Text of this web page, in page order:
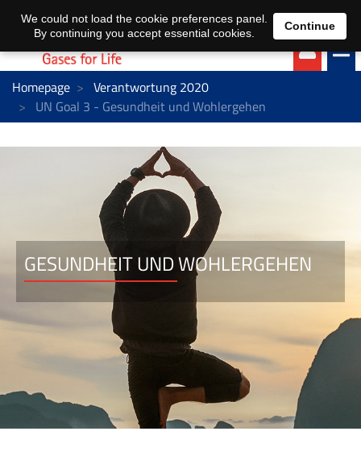
EN DE
Homepage
Verantwortung 2020
UN Goal 3 - Gesundheit und Wohlergehen
GESUNDHEIT UND WOHLERGEHEN
We could not load the cookie preferences panel.
By continuing you accept essential cookies.
Continue